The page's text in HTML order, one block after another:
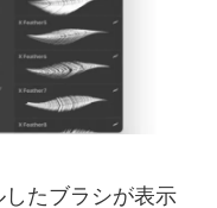
たブラシが表示